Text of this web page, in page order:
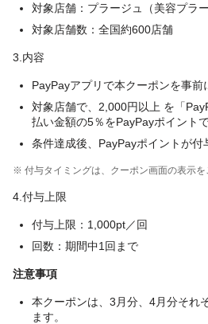
対象店舗：プラージュ（美容プラ
対象店舗数：全国約600店舗
3.内容
PayPayアプリで本クーポンを事前
対象店舗で、2,000円以上 を「
払い金額の5％をPayPayポイント
条件達成後、PayPayポイントが付
※ 付与タイミングは、クーポン画面の表示を
4.付与上限
付与上限：1,000pt／回
回数：期間中1回まで
注意事項
本クーポンは、3月分、4月分それ
ます。